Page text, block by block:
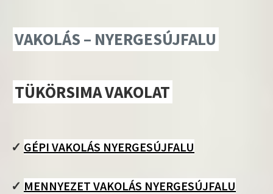
VAKOLÁS – NYERGESÚJFALU
TÜKÖRSIMA VAKOLAT
✓ GÉPI VAKOLÁS NYERGESÚJFALU
✓ MENNYEZET VAKOLÁS NYERGESÚJFALU